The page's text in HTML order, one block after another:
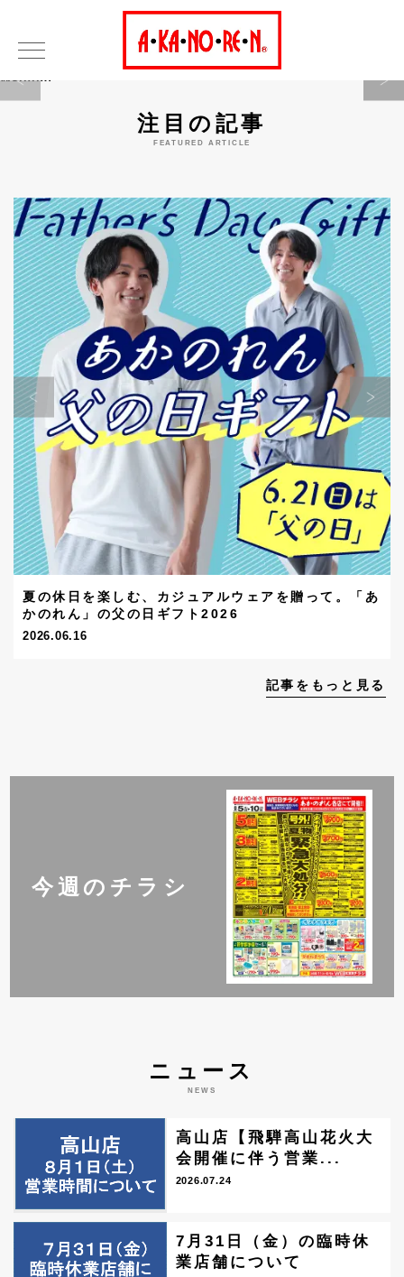
Warning
注目の記事
FEATURED ARTICLE
夏の休日を楽しむ、カジュアルウェアを贈って。「あ
かのれん」の父の日ギフト2026
2026.06.16
記事をもっと見る
今週のチラシ
ニュース
NEWS
高山店【飛騨高山花火大
会開催に伴う営業...
2026.07.24
7月31日（金）の臨時休
業店舗について